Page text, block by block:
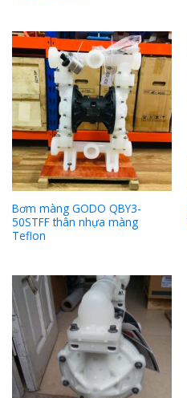
Bơm màng GODO QBY3-
50STFF thân nhựa màng
Teflon